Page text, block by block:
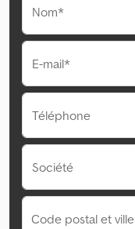
Nom*
E-mail*
Téléphone
Société
Code postal et ville